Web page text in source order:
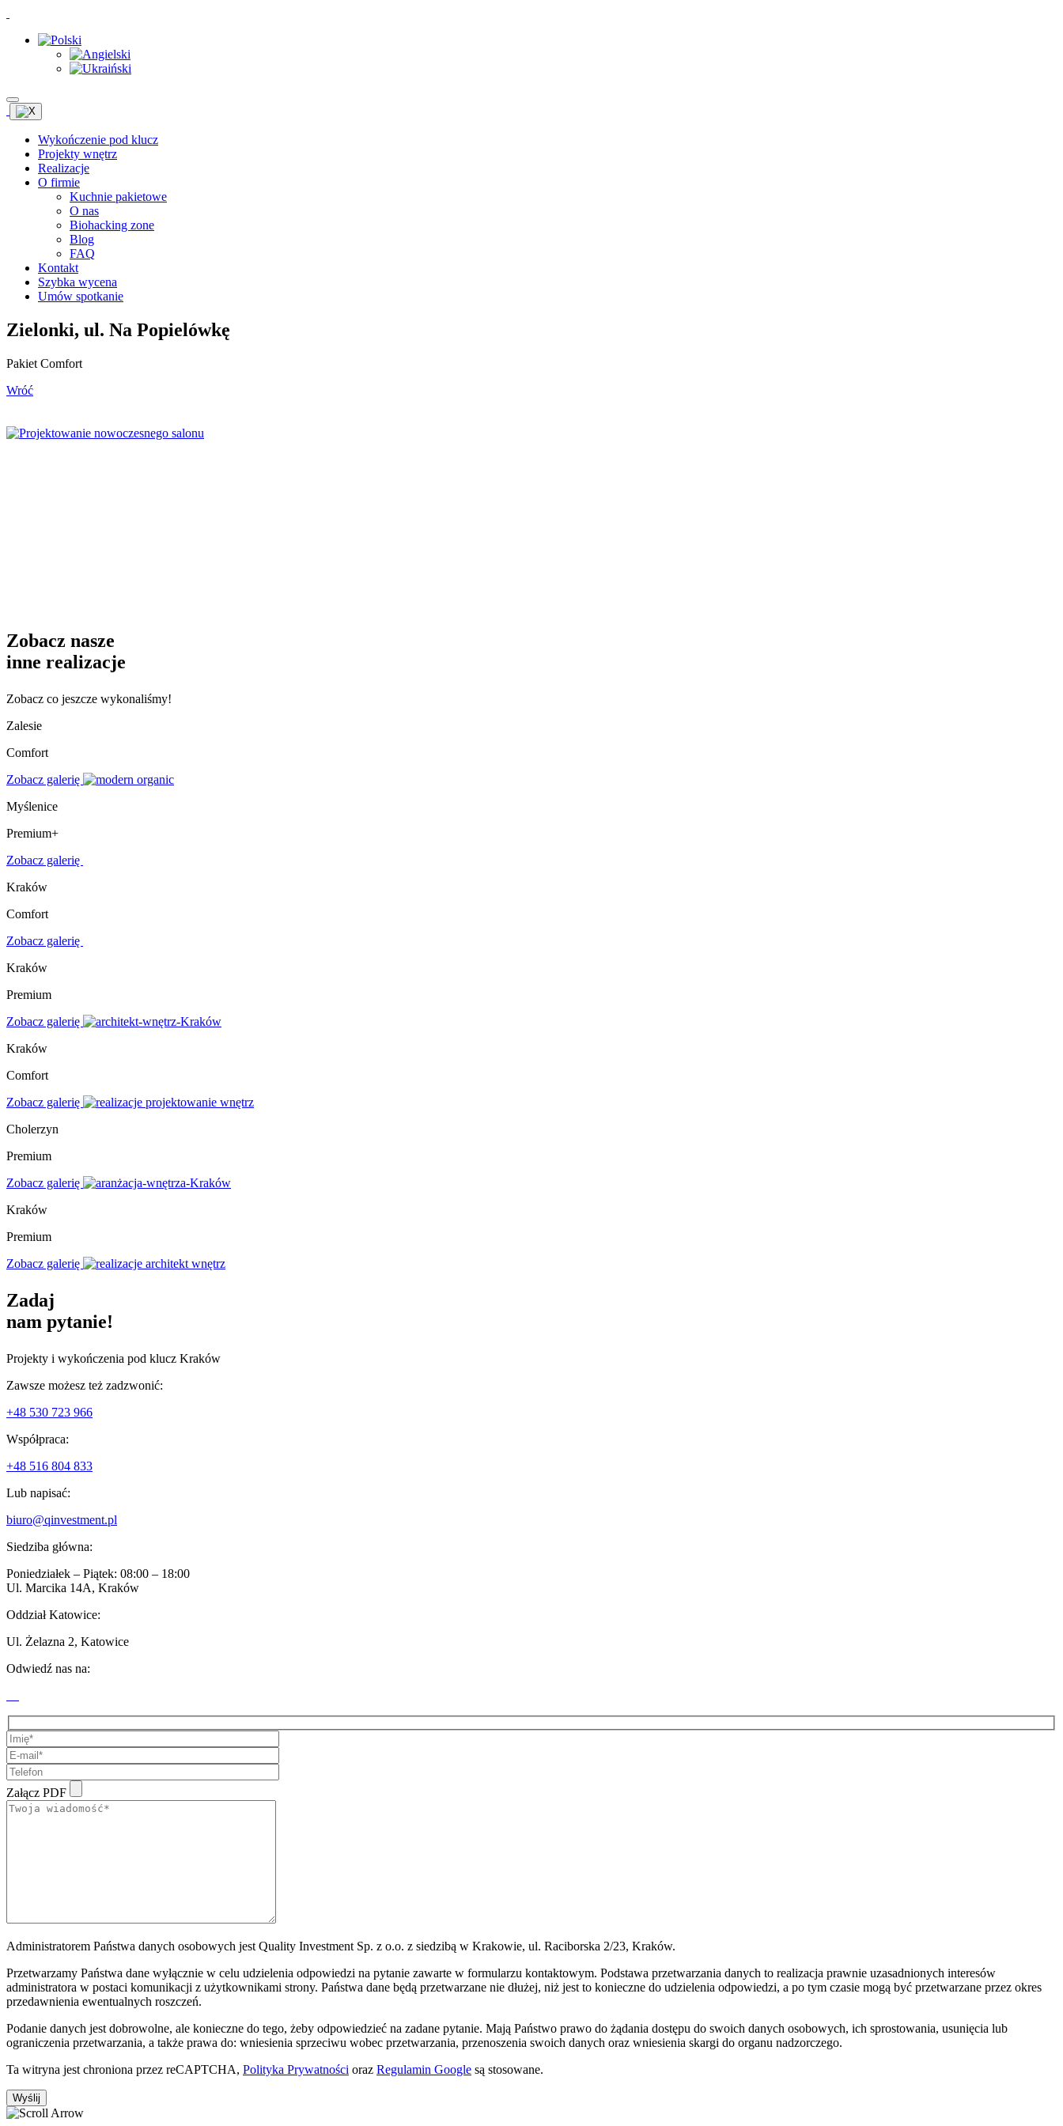
Wykończenie pod klucz
Projekty wnętrz
Realizacje
O firmie
Kuchnie pakietowe
O nas
Biohacking zone
Blog
FAQ
Kontakt
Szybka wycena
Umów spotkanie
Zielonki, ul. Na Popielówkę
Pakiet Comfort
Wróć
Zobacz nasze
inne realizacje
Zobacz co jeszcze wykonaliśmy!
Zalesie
Comfort
Zobacz galerię
Myślenice
Premium+
Zobacz galerię
Kraków
Comfort
Zobacz galerię
Kraków
Premium
Zobacz galerię
Kraków
Comfort
Zobacz galerię
Cholerzyn
Premium
Zobacz galerię
Kraków
Premium
Zobacz galerię
Zadaj
nam pytanie!
Projekty i wykończenia pod klucz Kraków
Zawsze możesz też zadzwonić:
+48 530 723 966
Współpraca:
+48 516 804 833
Lub napisać:
biuro@qinvestment.pl
Siedziba główna:
Poniedziałek – Piątek: 08:00 – 18:00
Ul. Marcika 14A, Kraków
Oddział Katowice:
Ul. Żelazna 2, Katowice
Odwiedź nas na:
Załącz PDF
Administratorem Państwa danych osobowych jest Quality Investment Sp. z o.o. z siedzibą w Krakowie, ul. Raciborska 2/23, Kraków.
Przetwarzamy Państwa dane wyłącznie w celu udzielenia odpowiedzi na pytanie zawarte w formularzu kontaktowym. Podstawa przetwarzania danych to realizacja prawnie uzasadnionych interesów
administratora w postaci komunikacji z użytkownikami strony. Państwa dane będą przetwarzane nie dłużej, niż jest to konieczne do udzielenia odpowiedzi, a po tym czasie mogą być przetwarzane przez okres
przedawnienia ewentualnych roszczeń.
Podanie danych jest dobrowolne, ale konieczne do tego, żeby odpowiedzieć na zadane pytanie. Mają Państwo prawo do żądania dostępu do swoich danych osobowych, ich sprostowania, usunięcia lub
ograniczenia przetwarzania, a także prawa do: wniesienia sprzeciwu wobec przetwarzania, przenoszenia swoich danych oraz wniesienia skargi do organu nadzorczego.
Ta witryna jest chroniona przez reCAPTCHA, Polityka Prywatności oraz Regulamin Google są stosowane.